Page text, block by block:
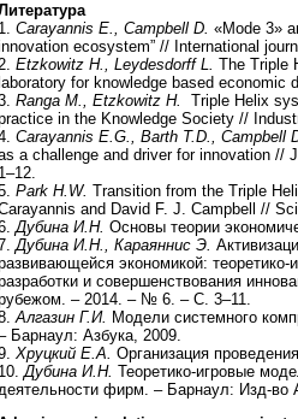
1. Carayannis E., Campbell D. «Mode 3»
ecosystem” // International
Etzkowitz H., Leydesdorff L. The Triple
laboratory for knowledge based
Ranga M., Etzkowitz H.
Triple Helix
in the Knowledge Society //
Carayannis E.G., Barth T.D., Campbell
a challenge and driver for innovation //
1–12.
Park H.W. Transition from the Triple
and David F. J. Campbell //
Дубина И.Н. Основы теории
Дубина И.Н., Караяннис Э.
экономикой:
и совершенствования
– 2014. – № 6. – С. 3–11.
Алгазин Г.И. Модели системного
Барнаул: Азбука, 2009.
Хруцкий Е.А. Организация
10.Дубина И.Н. Теоретико-игровые
фирм. – Барнаул: Изд-во